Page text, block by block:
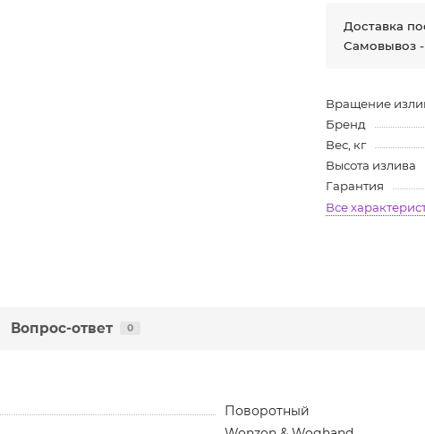
Доставка
Самовывоз
Вращение
Бренд
Вес, кг
Высота излива
Гарантия
Все
Вопрос-ответ 0
Поворотный